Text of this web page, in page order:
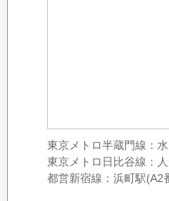
東京メトロ半蔵門線：
東京メトロ日比谷線：
都営新宿線：浜町駅(A2